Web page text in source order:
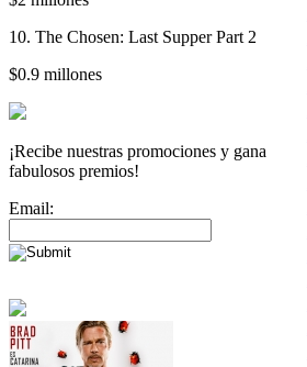
10. The Chosen: Last Supper Part 2
$0.9 millones
¡Recibe nuestras promociones y gana
fabulosos premios!
Email: